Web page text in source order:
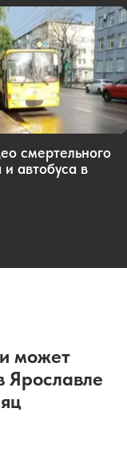
смертельного
автобуса в
может
Ярославле